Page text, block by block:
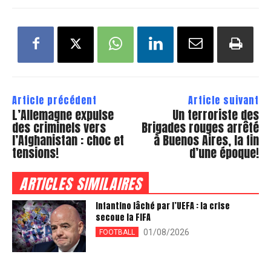
Article précédent
L’Allemagne expulse
des criminels vers
l’Afghanistan : choc et
tensions!
Article suivant
Un terroriste des
Brigades rouges arrêté
à Buenos Aires, la fin
d’une époque!
ARTICLES SIMILAIRES
Infantino lâché par l’UEFA : la crise
secoue la FIFA
FOOTBALL 01/08/2026